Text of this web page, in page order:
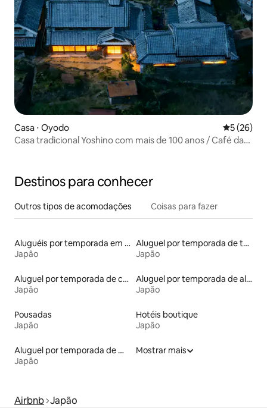
Casa ⋅ Oyodo 5 de uma
5 (26)
Casa tradicional Yoshino com mais de 100 anos / Café da
Destinos para conhecer
Outros tipos de acomodações Coisas para fazer
Aluguéis por temporada em resorts
Japão
Aluguel por temporada de tendas
Japão
Aluguel por temporada de casas na árvore
Japão
Aluguel por temporada de alojamentos ecológicos
Japão
Pousadas
Japão
Hotéis boutique
Japão
Aluguel por temporada de microcasas
Japão
Mostrar mais
Airbnb Japão